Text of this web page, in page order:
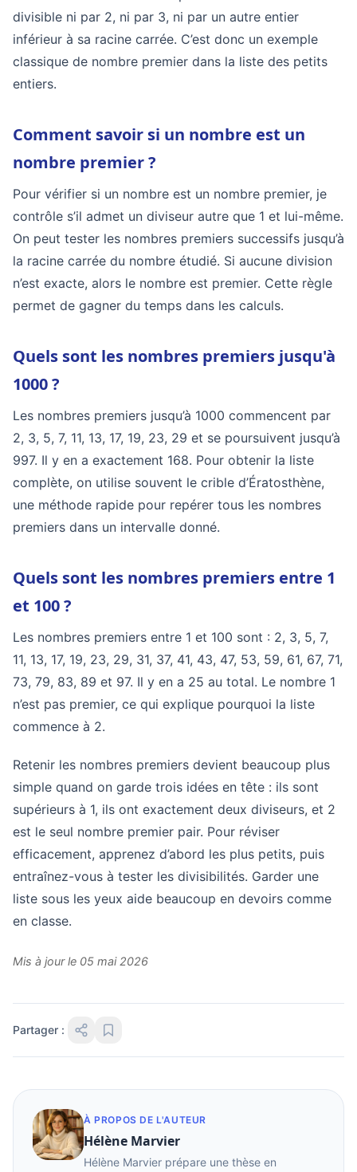
divisible ni par 2, ni par 3, ni par un autre entier
inférieur à sa racine carrée. C’est donc un exemple
classique de nombre premier dans la liste des petits
entiers.
Comment savoir si un nombre est un
nombre premier ?
Pour vérifier si un nombre est un nombre premier, je
contrôle s’il admet un diviseur autre que 1 et lui-même.
On peut tester les nombres premiers successifs jusqu’à
la racine carrée du nombre étudié. Si aucune division
n’est exacte, alors le nombre est premier. Cette règle
permet de gagner du temps dans les calculs.
Quels sont les nombres premiers jusqu'à
1000 ?
Les nombres premiers jusqu’à 1000 commencent par
2, 3, 5, 7, 11, 13, 17, 19, 23, 29 et se poursuivent jusqu’à
997. Il y en a exactement 168. Pour obtenir la liste
complète, on utilise souvent le crible d’Ératosthène,
une méthode rapide pour repérer tous les nombres
premiers dans un intervalle donné.
Quels sont les nombres premiers entre 1
et 100 ?
Les nombres premiers entre 1 et 100 sont : 2, 3, 5, 7,
11, 13, 17, 19, 23, 29, 31, 37, 41, 43, 47, 53, 59, 61, 67, 71,
73, 79, 83, 89 et 97. Il y en a 25 au total. Le nombre 1
n’est pas premier, ce qui explique pourquoi la liste
commence à 2.
Retenir les nombres premiers devient beaucoup plus
simple quand on garde trois idées en tête : ils sont
supérieurs à 1, ils ont exactement deux diviseurs, et 2
est le seul nombre premier pair. Pour réviser
efficacement, apprenez d’abord les plus petits, puis
entraînez-vous à tester les divisibilités. Garder une
liste sous les yeux aide beaucoup en devoirs comme
en classe.
Mis à jour le 05 mai 2026
Partager :
À PROPOS DE L'AUTEUR
Hélène Marvier
Hélène Marvier prépare une thèse en